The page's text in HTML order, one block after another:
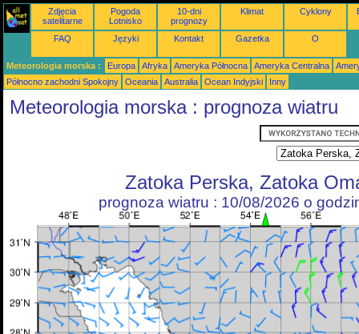
Zdjęcia
satelitarne
Pogoda
Lotnisko
10-dni
prognozy
Klimat Cyklony
FAQ Języki Kontakt Gazetka O
Meteorologia morska : Europa Afryka Ameryka Północna Ameryka Centralna
Północno zachodni Spokojny
Oceania Australia Ocean Indyjski Inny
Meteorologia morska : prognoza wiatru
Zatoka Perska, Zatoka
prognoza wiatru : 10/08/2026 o